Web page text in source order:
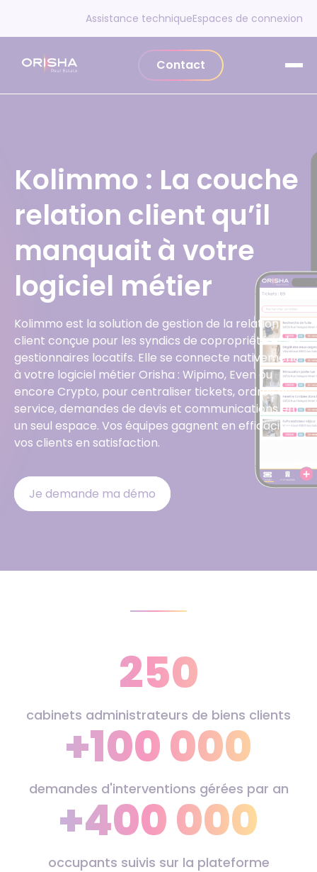
Assistance techniqueEspaces de connexion
Contact
Kolimmo : La couche
relation client qu’il
manquait à votre
logiciel métier
Kolimmo est la solution de gestion de la relation
client conçue pour les syndics de copropriété et les
gestionnaires locatifs. Elle se connecte nativement
à votre logiciel métier Orisha : Wipimo, Even ou
encore Crypto, pour centraliser tickets, ordres de
service, demandes de devis et communications en
un seul espace. Vos équipes gagnent en efficacité,
vos clients en satisfaction.
Je demande ma démo
250
cabinets administrateurs de biens clients
+100 000
demandes d'interventions gérées par an
+400 000
occupants suivis sur la plateforme